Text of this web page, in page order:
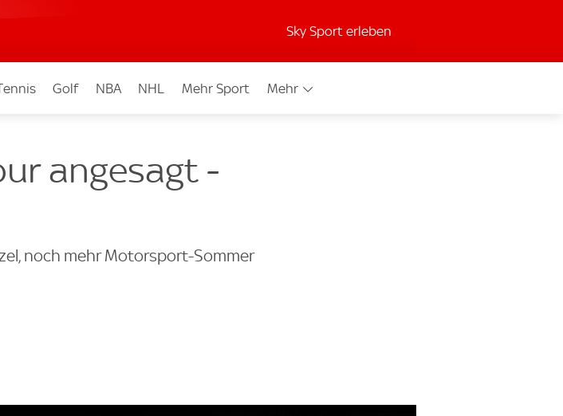
Sky Sport erleben
Golf NBA NHL Mehr Sport Mehr
angesagt -
noch mehr Motorsport-Sommer